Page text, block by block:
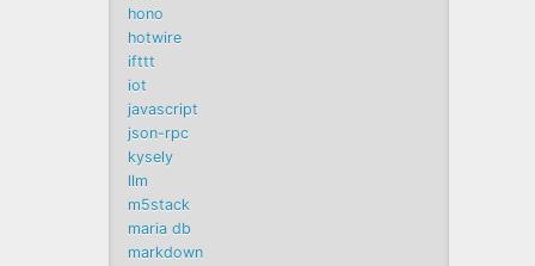
hono
hotwire
ifttt
iot
javascript
json-rpc
kysely
llm
m5stack
maria db
markdown